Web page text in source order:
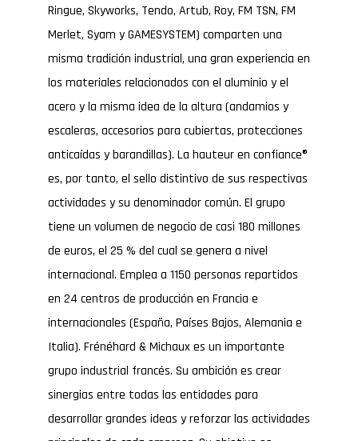
Ringue, Skyworks, Tendo, Artub, Roy, FM TSN, FM
Merlet, Syam y GAMESYSTEM) comparten una
misma tradición industrial, una gran experiencia en
los materiales relacionados con el aluminio y el
acero y la misma idea de la altura (andamios y
escaleras, accesorios para cubiertas, protecciones
anticaídas y barandillas). La hauteur en confiance®
es, por tanto, el sello distintivo de sus respectivas
actividades y su denominador común. El grupo
tiene un volumen de negocio de casi 180 millones
de euros, el 25 % del cual se genera a nivel
internacional. Emplea a 1150 personas repartidos
en 24 centros de producción en Francia e
internacionales (España, Países Bajos, Alemania e
Italia). Frénéhard & Michaux es un importante
grupo industrial francés. Su ambición es crear
sinergias entre todas las entidades para
desarrollar grandes ideas y reforzar las actividades